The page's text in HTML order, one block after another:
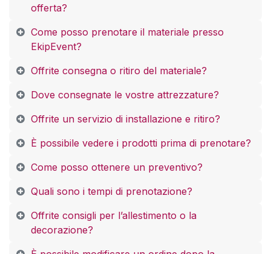
offerta?
Come posso prenotare il materiale presso
EkipEvent?
Offrite consegna o ritiro del materiale?
Dove consegnate le vostre attrezzature?
Offrite un servizio di installazione e ritiro?
È possibile vedere i prodotti prima di prenotare?
Come posso ottenere un preventivo?
Quali sono i tempi di prenotazione?
Offrite consigli per l’allestimento o la
decorazione?